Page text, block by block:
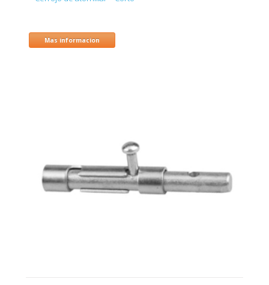
Mas informacion